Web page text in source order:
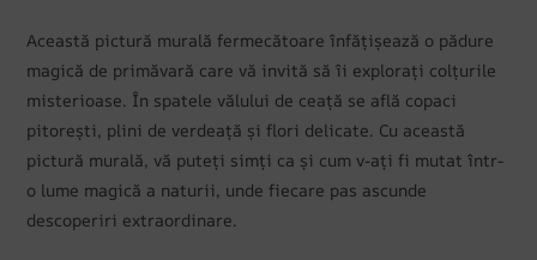
Această pictură murală fermecătoare înfățișează o pădure
magică de primăvară care vă invită să îi explorați colțurile
misterioase. În spatele vălului de ceață se află copaci
pitorești, plini de verdeață și flori delicate. Cu această
pictură murală, vă puteți simți ca și cum v-ați fi mutat într-
o lume magică a naturii, unde fiecare pas ascunde
descoperiri extraordinare.